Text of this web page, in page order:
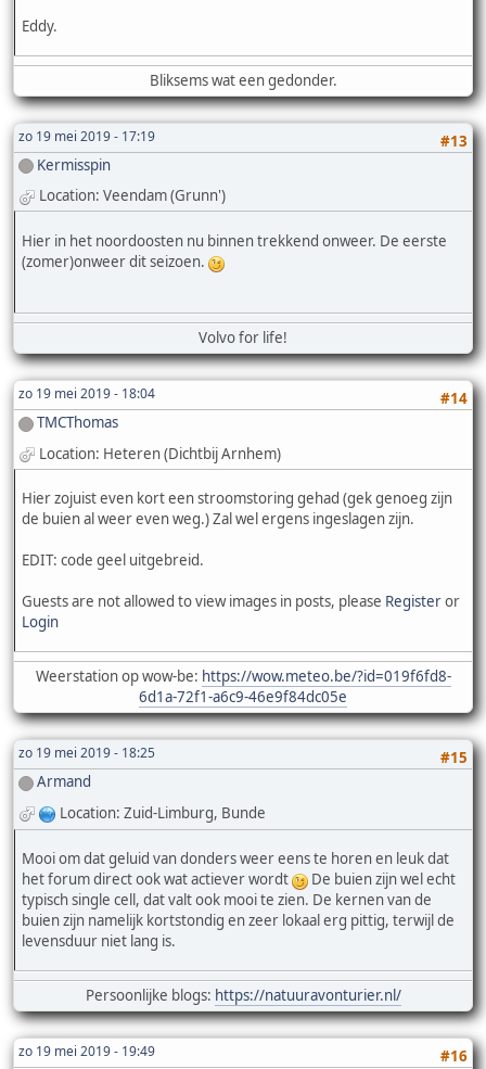
Eddy.
Bliksems wat een gedonder.
zo 19 mei 2019 - 17:19
#13
Kermisspin
Location: Veendam (Grunn')
Hier in het noordoosten nu binnen trekkend onweer. De eerste
(zomer)onweer dit seizoen.
Volvo for life!
zo 19 mei 2019 - 18:04
#14
TMCThomas
Location: Heteren (Dichtbij Arnhem)
Hier zojuist even kort een stroomstoring gehad (gek genoeg zijn
de buien al weer even weg.) Zal wel ergens ingeslagen zijn.
EDIT: code geel uitgebreid.
Guests are not allowed to view images in posts, please Registeror
Login
Weerstation op wow-be: https://wow.meteo.be/?id=019f6fd8-
6d1a-72f1-a6c9-46e9f84dc05e
zo 19 mei 2019 - 18:25
#15
Armand
Location: Zuid-Limburg, Bunde
Mooi om dat geluid van donders weer eens te horen en leuk dat
het forum direct ook wat actiever wordt
De buien zijn wel echt
typisch single cell, dat valt ook mooi te zien. De kernen van de
buien zijn namelijk kortstondig en zeer lokaal erg pittig, terwijl de
levensduur niet lang is.
Persoonlijke blogs: https://natuuravonturier.nl/
zo 19 mei 2019 - 19:49
#16